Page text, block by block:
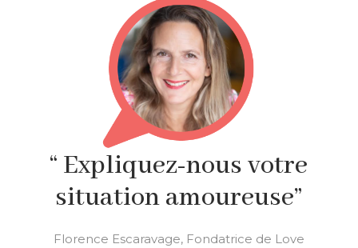
“ Expliquez-nous votre
situation amoureuse”
Florence Escaravage, Fondatrice de Love